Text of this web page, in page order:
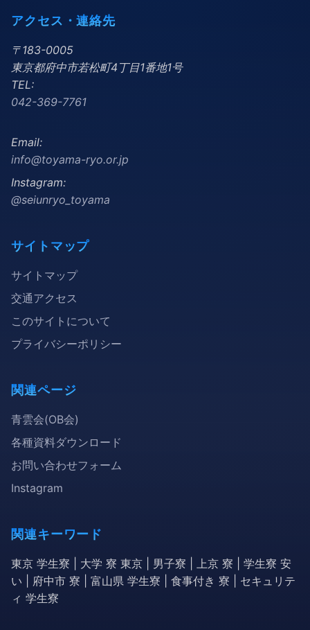
アクセス・連絡先
〒183-0005
東京都府中市若松町4丁目1番地1号
TEL:
042-369-7761
Email:
info@toyama-ryo.or.jp
Instagram:
@seiunryo_toyama
サイトマップ
サイトマップ
交通アクセス
このサイトについて
プライバシーポリシー
関連ページ
青雲会(OB会)
各種資料ダウンロード
お問い合わせフォーム
Instagram
関連キーワード
東京 学生寮 | 大学 寮 東京 | 男子寮 | 上京 寮 | 学生寮 安
い | 府中市 寮 | 富山県 学生寮 | 食事付き 寮 | セキュリテ
ィ 学生寮